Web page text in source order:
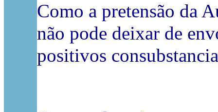
Como a pretensão da
não pode deixar de
positivos